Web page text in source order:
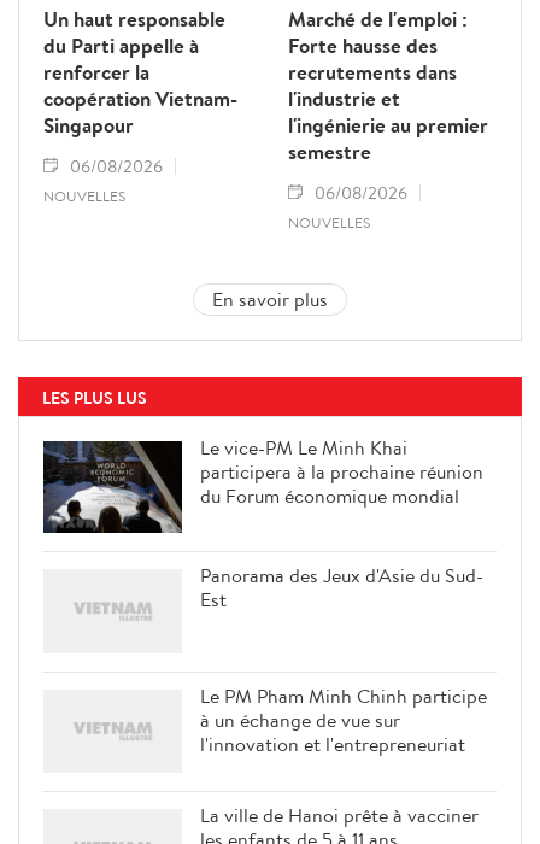
Un haut responsable
du Parti appelle à
renforcer la
coopération Vietnam-
Singapour
06/08/2026
NOUVELLES
Marché de l'emploi :
Forte hausse des
recrutements dans
l'industrie et
l'ingénierie au premier
semestre
06/08/2026
NOUVELLES
En savoir plus
LES PLUS LUS
Le vice-PM Le Minh Khai
participera à la prochaine réunion
du Forum économique mondial
Panorama des Jeux d'Asie du Sud-
Est
Le PM Pham Minh Chinh participe
à un échange de vue sur
l'innovation et l'entrepreneuriat
La ville de Hanoi prête à vacciner